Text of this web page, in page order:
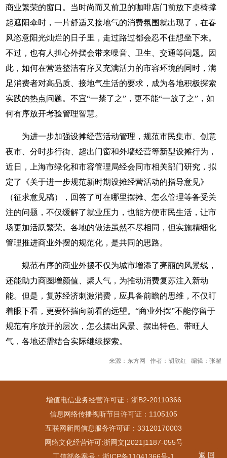
返 回
商业繁荣的窗口。当时尚而又前卫的咖啡店门前放下桌椅撑
起遮阳伞时，一片舒适又接地气的消费氛围就出现了，在春
风恣意阳光灿烂的日子里，走过路过都会忍不住想坐下来。
不过，也有人担心外摆会带来噪音、卫生、交通等问题。因
此，如何在营造整洁有序又充满活力的市容环境的同时，满
足消费者对高品质、接地气生活的要求，成为各地积极探索
实践的热点问题。不宜“一禁了之”，更不能“一放了之”，如
何有序放开考验管理智慧。
为进一步加强设摊经营活动管理，规范市民集市、创意
夜市、分时步行街、超出门窗和外墙经营等新型设摊行为，
近日，上海市绿化和市容管理局经会同市相关部门研究，拟
定了《关于进一步规范新时期设摊经营活动的指导意见》
（征求意见稿），回答了可在哪里摆摊、怎么管理等备受关
注的问题，不仅缓解了就业压力，也能方便市民生活，让市
场更加活跃繁荣。各地的做法虽然不尽相同，但实施精细化
管理推进商业外摆的规范化，是共同的思路。
规范有序的商业外摆不仅为城市增添了亮丽的风景线，
还能助力商圈增颜值、聚人气，为推动消费复苏注入新动
能。但是，复苏经济刺激消费，应具备前瞻的思维，不仅盯
着眼下看，更要怀揣向前看的远望。“商业外摆”不能停留于
规范有序放开的层次，怎么摆出风景、摆出特色、带旺人
气，各地还需结合实际继续探索。
来源：东方网 作者：胡欣红 编辑：张翟
增值电信业务经营许可证：浙B2-20110366
信息网络传播视听节目许可证：1105105
互联网新闻信息服务许可证：33120170003
网络文化经营许可:浙网文[2021]1187-055号